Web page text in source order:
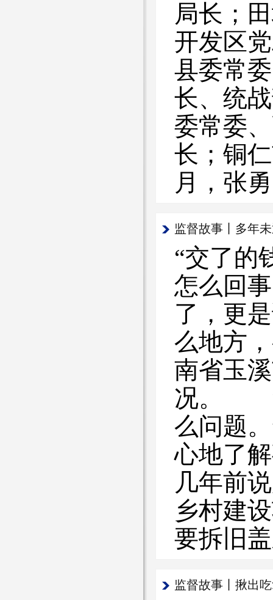
局长；
开发区
县委常
长、统
委常委
长；铜
月，张
监督故事丨多年
“交了的
怎么回
了，更
么地方
南省玉
况。 “
么问题
心地了
几年前
乡村建
要拆旧
监督故事丨揪出